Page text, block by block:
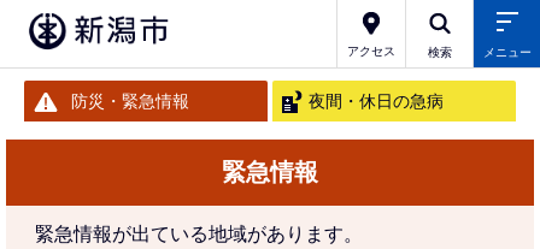
アクセス 検索 メニュー
防災・緊急情報 夜間・休日の急病
緊急情報
緊急情報が出ている地域があります。